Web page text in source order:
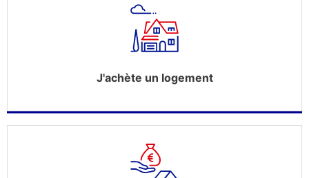
J'achète un logement